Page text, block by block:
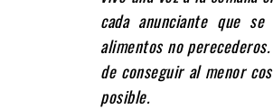
cada anunciante que
alimentos no
de conseguir al menor
posible.